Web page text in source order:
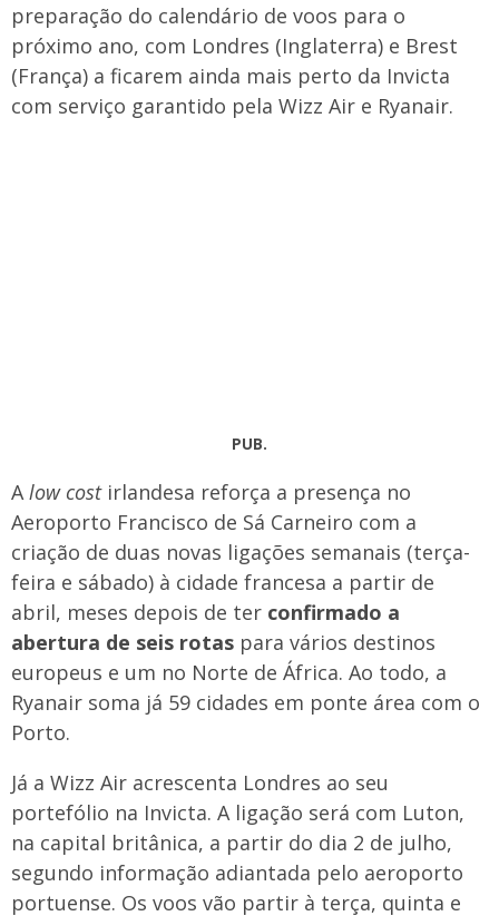
preparação do calendário de voos para o
próximo ano, com Londres (Inglaterra) e Brest
(França) a ficarem ainda mais perto da Invicta
com serviço garantido pela Wizz Air e Ryanair.
PUB.
Alow costirlandesa reforça a presença no
Aeroporto Francisco de Sá Carneiro com a
criação de duas novas ligações semanais (terça-
feira e sábado) à cidade francesa a partir de
abril, meses depois de ter confirmado a
abertura de seis rotas para vários destinos
europeus e um no Norte de África. Ao todo, a
Ryanair soma já 59 cidades em ponte área com o
Porto.
Já a Wizz Air acrescenta Londres ao seu
portefólio na Invicta. A ligação será com Luton,
na capital britânica, a partir do dia 2 de julho,
segundo informação adiantada pelo aeroporto
portuense. Os voos vão partir à terça, quinta e